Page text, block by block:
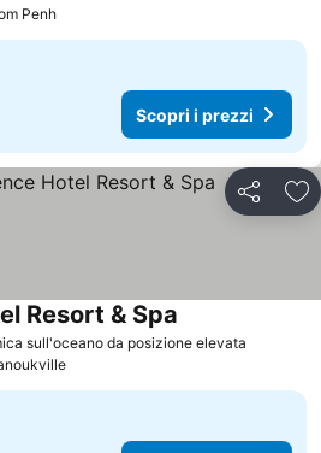
Penh
Scopri i prezzi
Condividi
sull'oceano da posizione elevata
Resort & Spa